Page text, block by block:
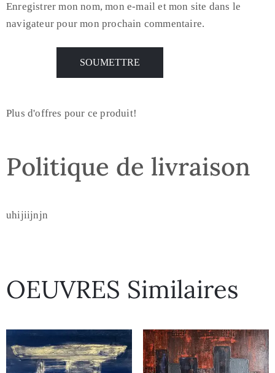
Enregistrer mon nom, mon e-mail et mon site dans le
navigateur pour mon prochain commentaire.
Plus d'offres pour ce produit!
Politique de livraison
uhijiijnjn
OEUVRES Similaires